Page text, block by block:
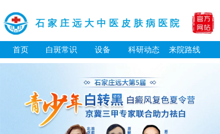
石家庄远大中医皮肤病医院
首页 白斑常识 设备 科研动态 来院路线